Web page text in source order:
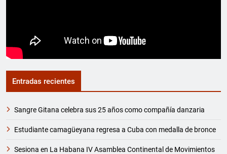
Entradas recientes
Sangre Gitana celebra sus 25 años como compañía danzaria
Estudiante camagüeyana regresa a Cuba con medalla de bronce
Sesiona en La Habana IV Asamblea Continental de Movimientos